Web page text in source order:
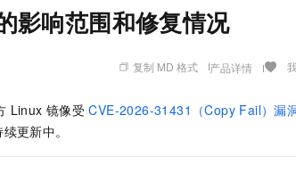
影响范围和修复情况
复制 MD 格式 产品详情
Linux 镜像受 CVE-2026-31431（Copy Fail）漏
更新中。
与建站服务
推理服务
安全可靠、弹性可伸缩的云计算服
面向真实软件的智能体编程平台
翻译和格式还原
自进化智能体
越用越聪明
轻松解锁专属 DeepSeek-V4-Pro
5 分钟轻松部署专属 QwenPaw
，加速 Al 应用落地
计划 NEW
鲜，限时加量 10 倍，夜间低至2折
智能编程，一键开启高性价比 AI
从图文生成到视频创作，一键激活
图文、视频一站生成，高效打造优
宝塔 Linux
JAVA
弹性计算合作计划
云网络合作计划
全部认证
信息公告
阿里云中企出海大会